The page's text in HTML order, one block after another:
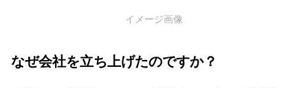
イメージ画像
なぜ会社を立ち上げたのですか？